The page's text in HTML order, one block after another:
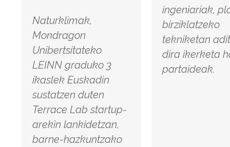
Naturklimak,
Mondragon
Unibertsitateko
LEINN graduko 3
ikaslek Euskadin
sustatzen duten
Terrace Lab startup-
arekin lankidetzan,
barne-hazkuntzako
ingeniariak,
birziklatzeko
tekniketan
dira ikerketa
partaideak.